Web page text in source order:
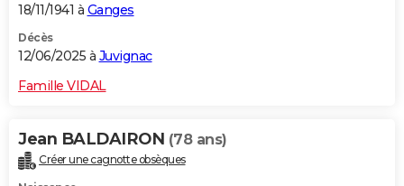
18/11/1941 à Ganges
Décès
12/06/2025 à Juvignac
Famille VIDAL
Jean BALDAIRON (78 ans)
Créer une cagnotte obsèques